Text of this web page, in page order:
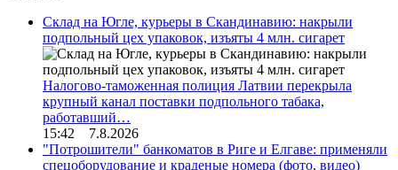
Склад на Югле, курьеры в Скандинавию: накрыли
подпольный цех упаковок, изъяты 4 млн. сигарет
Налогово-таможенная полиция Латвии перекрыла
крупный канал поставки подпольного табака,
работавший…
15:42 7.8.2026
"Потрошители" банкоматов в Риге и Елгаве: применяли
спецоборудование и краденые номера (фото, видео)